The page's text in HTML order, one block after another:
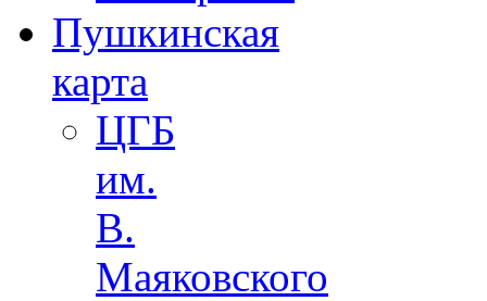
Пушкинская
карта
ЦГБ
им.
В.
Маяковского